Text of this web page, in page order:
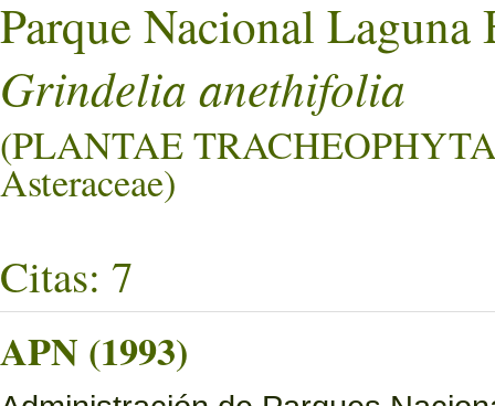
Parque Nacional Laguna
Grindelia anethifolia
(PLANTAE
Asteraceae)
Citas: 7
APN (1993)